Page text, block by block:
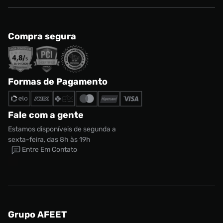
Compra segura
Formas de Pagamento
Fale com a gente
Estamos disponíveis de segunda a
sexta-feira, das 8h às 19h
Entre Em Contato
Grupo AFEET